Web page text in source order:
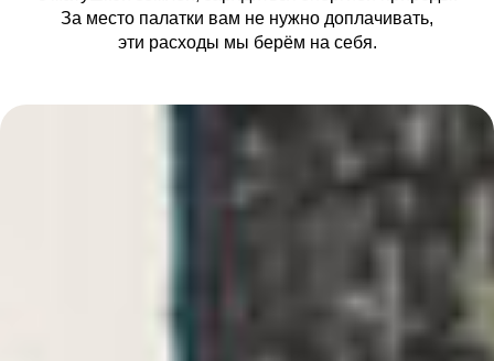
За место палатки вам не нужно доплачивать,
эти расходы мы берём на себя.